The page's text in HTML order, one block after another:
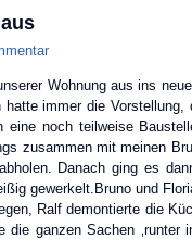
Wohnung aus ins
hatte immer die
noch teilweise
zusammen mit meinen
Danach ging es
gewerkelt.Bruno und
Ralf demontierte die
die ganzen Sachen ‚runter